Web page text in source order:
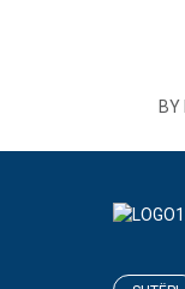
BY